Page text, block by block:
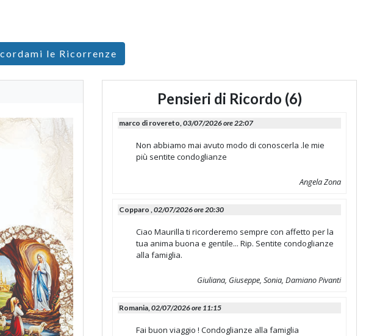
le Ricorrenze
Pensieri di Ricordo (6)
marco di rovereto,03/07/2026 ore 22:07
Non abbiamo mai avuto modo di conoscerla .le mie
più sentite condoglianze
Angela Zona
Copparo ,02/07/2026 ore 20:30
Ciao Maurilla ti ricorderemo sempre con affetto per la
tua anima buona e gentile... Rip. Sentite condoglianze
alla famiglia.
Giuliana, Giuseppe, Sonia, Damiano Pivanti
Romania,02/07/2026 ore 11:15
Fai buon viaggio ! Condoglianze alla famiglia